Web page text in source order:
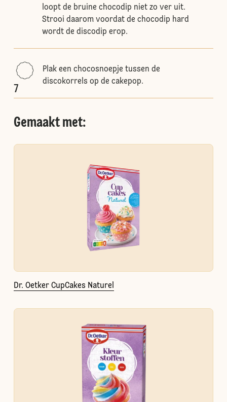
loopt de bruine chocodip niet zo ver uit.
Strooi daarom voordat de chocodip hard
wordt de discodip erop.
7
Plak een chocosnoepje tussen de
discokorrels op de cakepop.
Gemaakt met:
Dr. Oetker CupCakes Naturel